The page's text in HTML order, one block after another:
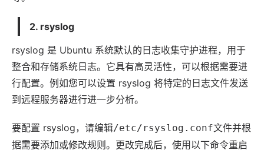
2. rsyslog
rsyslog 是 Ubuntu 系统默认的日志收集守护进程，用于
整合和存储系统日志。它具有高灵活性，可以根据需要进
行配置。例如您可以设置 rsyslog 将特定的日志文件发送
到远程服务器进行进一步分析。
要配置 rsyslog，请编辑/etc/rsyslog.conf文件并根
据需要添加或修改规则。更改完成后，使用以下命令重启